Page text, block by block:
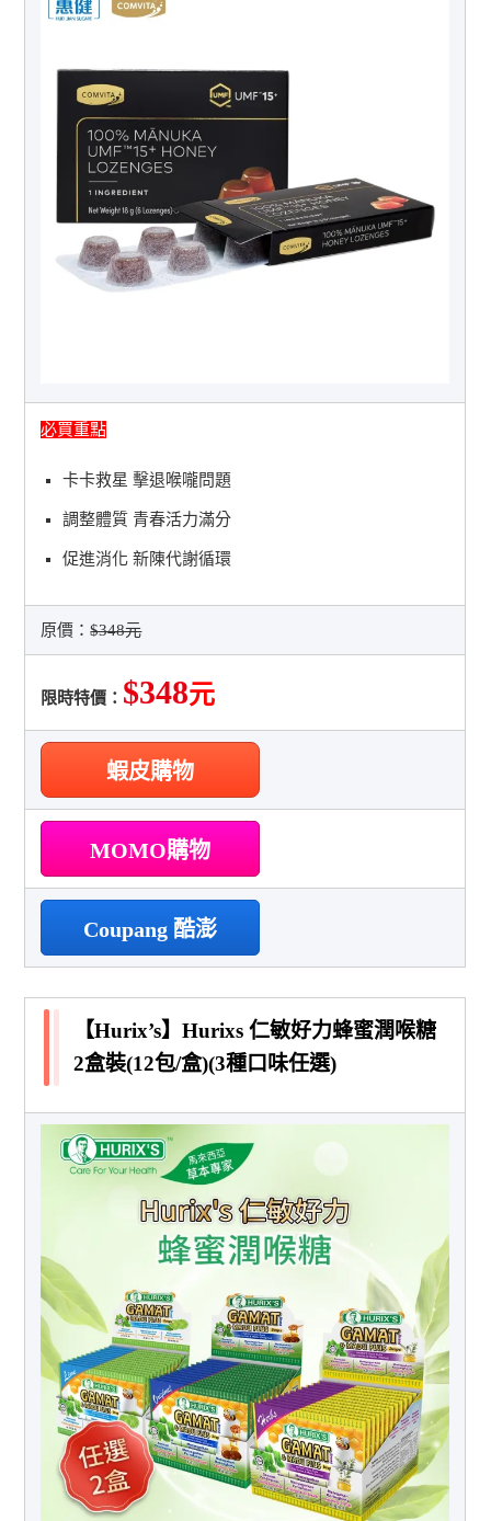
必買重點
卡卡救星 擊退喉嚨問題
調整體質 青春活力滿分
促進消化 新陳代謝循環
原價：$348元
限時特價： $348元
蝦皮購物
MOMO購物
Coupang 酷澎
【Hurix’s】Hurixs 仁敏好力蜂蜜潤喉糖
2盒裝(12包/盒)(3種口味任選)